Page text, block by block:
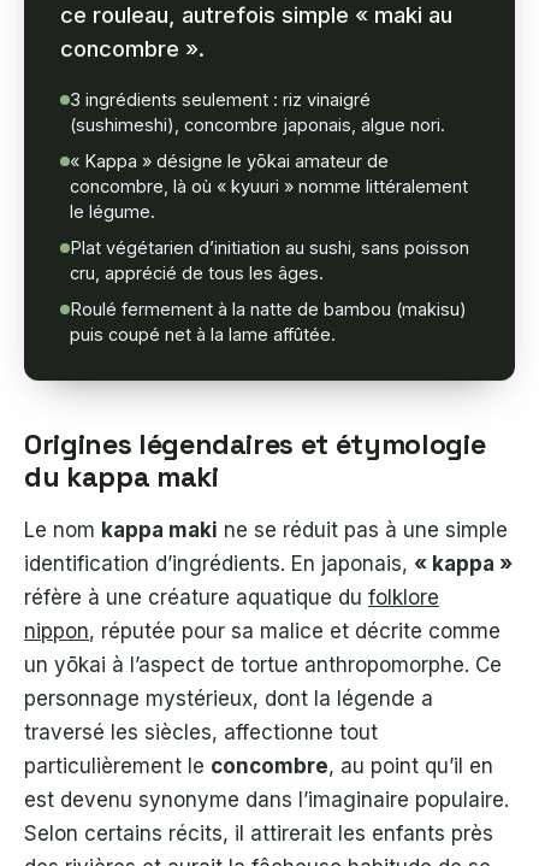
ce rouleau, autrefois simple « maki au
concombre ».
3 ingrédients seulement : riz vinaigré
(sushimeshi), concombre japonais, algue nori.
« Kappa » désigne le yōkai amateur de
concombre, là où « kyuuri » nomme littéralement
le légume.
Plat végétarien d’initiation au sushi, sans poisson
cru, apprécié de tous les âges.
Roulé fermement à la natte de bambou (makisu)
puis coupé net à la lame affûtée.
Origines légendaires et étymologie
du kappa maki
Le nom kappa maki ne se réduit pas à une simple
identification d’ingrédients. En japonais, « kappa »
réfère à une créature aquatique du folklore
nippon, réputée pour sa malice et décrite comme
un yōkai à l’aspect de tortue anthropomorphe. Ce
personnage mystérieux, dont la légende a
traversé les siècles, affectionne tout
particulièrement le concombre, au point qu’il en
est devenu synonyme dans l’imaginaire populaire.
Selon certains récits, il attirerait les enfants près